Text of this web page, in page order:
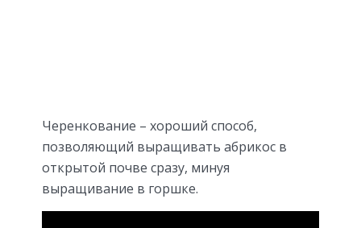
Черенкование – хороший способ,
позволяющий выращивать абрикос в
открытой почве сразу, минуя
выращивание в горшке.